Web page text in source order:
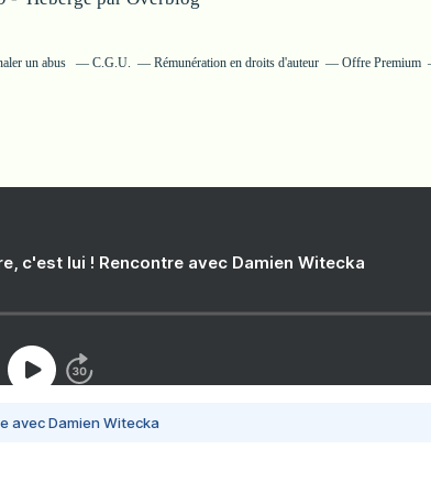
un abus C.G.U. Rémunération en droits d'auteur Offre Premium
c'est lui ! Rencontre avec Damien Witecka
avec Damien Witecka